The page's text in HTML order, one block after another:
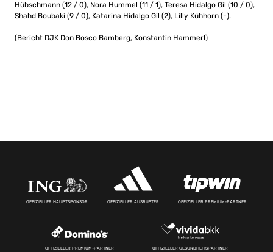
Hübschmann (12 / 0), Nora Hummel (11 / 1), Teresa Hidalgo Gil (10 / 0),
Shahd Boubaki (9 / 0), Katarina Hidalgo Gil (2), Lilly Kühhorn (-).
(Bericht DJK Don Bosco Bamberg, Konstantin Hammerl)
OFFIZIELLER HAUPTSPONSOR OFFIZIELLER AUSRÜSTER OFFIZIELLER PREMIUM-PARTNER
OFFIZIELLER PREMIUM-PARTNER OFFIZIELLER GESUNDHEITSPARTNER